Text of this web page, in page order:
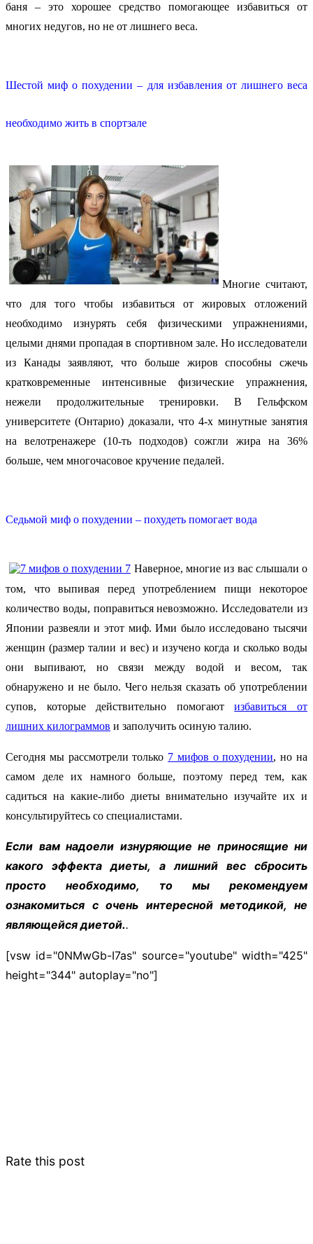
баня – это хорошее средство помогающее избавиться от
многих недугов, но не от лишнего веса.
Шестой миф о похудении – для избавления от лишнего веса
необходимо жить в спортзале
Многие считают,
что для того чтобы избавиться от жировых отложений
необходимо изнурять себя физическими упражнениями,
целыми днями пропадая в спортивном зале. Но исследователи
из Канады заявляют, что больше жиров способны сжечь
кратковременные интенсивные физические упражнения,
нежели продолжительные тренировки. В Гельфском
университете (Онтарио) доказали, что 4-х минутные занятия
на велотренажере (10-ть подходов) сожгли жира на 36%
больше, чем многочасовое кручение педалей.
Седьмой миф о похудении – похудеть помогает вода
Наверное, многие из вас слышали о
том, что выпивая перед употреблением пищи некоторое
количество воды, поправиться невозможно. Исследователи из
Японии развеяли и этот миф. Ими было исследовано тысячи
женщин (размер талии и вес) и изучено когда и сколько воды
они выпивают, но связи между водой и весом, так
обнаружено и не было. Чего нельзя сказать об употреблении
супов, которые действительно помогаютизбавиться от
лишних килограммов и заполучить осиную талию.
Сегодня мы рассмотрели только 7 мифов о похудении, но на
самом деле их намного больше, поэтому перед тем, как
садиться на какие-либо диеты внимательно изучайте их и
консультируйтесь со специалистами.
Если вам надоели изнуряющие не приносящие ни
какого эффекта диеты, а лишний вес сбросить
просто необходимо, то мы рекомендуем
ознакомиться с очень интересной методикой, не
являющейся диетой..
[vsw id="0NMwGb-I7as" source="youtube" width="425"
height="344" autoplay="no"]
Rate this post